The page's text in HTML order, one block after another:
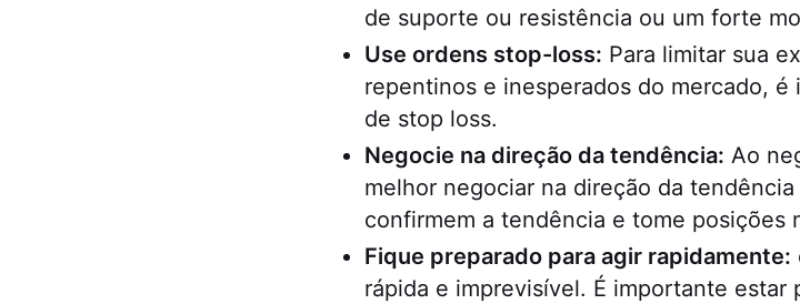
de suporte ou resistência ou um forte
Use ordens stop-loss: Para limitar sua
repentinos e inesperados do mercado,
de stop loss.
Negocie na direção da tendência: Ao
melhor negociar na direção da
confirmem a tendência e tome posições
Fique preparado para agir rapidamente:
rápida e imprevisível. É importante estar